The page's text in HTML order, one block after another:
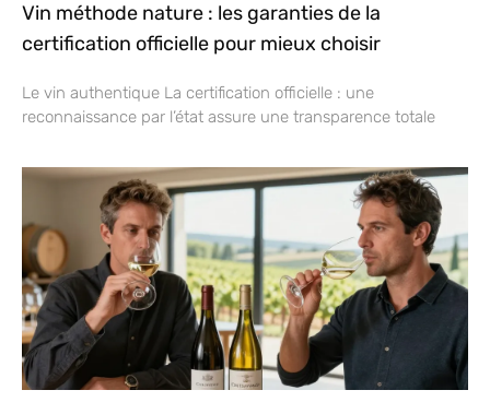
Vin méthode nature : les garanties de la
certification officielle pour mieux choisir
Le vin authentique La certification officielle : une
reconnaissance par l’état assure une transparence totale